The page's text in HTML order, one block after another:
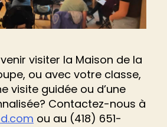
visiter la Maison de la
ou avec votre classe,
visite guidée ou d’une
Contactez-nous à
ou au (418) 651-